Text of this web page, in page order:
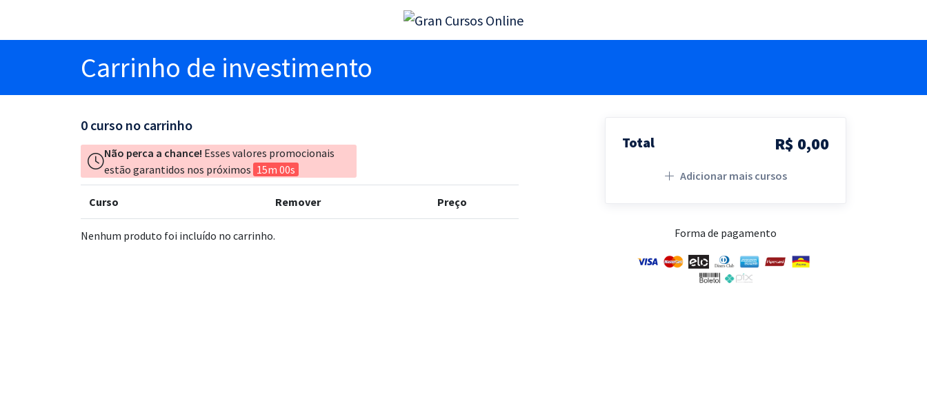
Carrinho de investimento
0 curso no carrinho
Não perca a chance! Esses valores promocionais
estão garantidos nos próximos 15m 00s
Curso Remover Preço
Nenhum produto foi incluído no carrinho.
Total R$ 0,00
Adicionar mais cursos
Forma de pagamento